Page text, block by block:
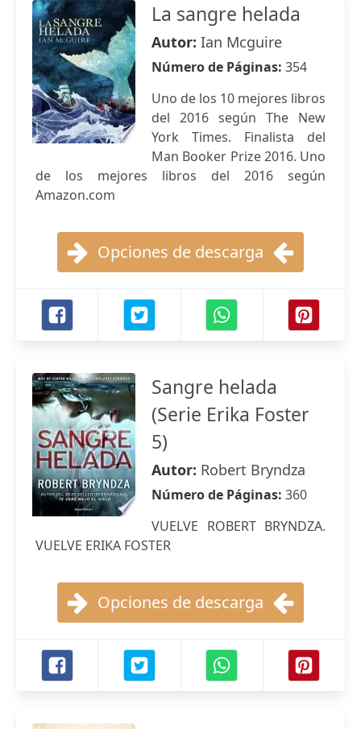
La sangre helada
Autor: Ian Mcguire
Número de Páginas: 354
Uno de los 10 mejores libros
del 2016 según The New
York Times. Finalista del
Man Booker Prize 2016. Uno
de los mejores libros del 2016 según
Amazon.com
Opciones de descarga
Sangre helada
(Serie Erika Foster
5)
Autor: Robert Bryndza
Número de Páginas: 360
VUELVE ROBERT BRYNDZA.
VUELVE ERIKA FOSTER
Opciones de descarga